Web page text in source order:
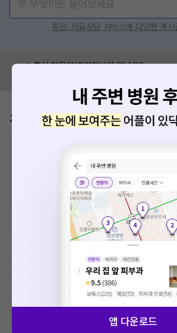
혹은, 의료상담 서비스에 다양한 게시
혹시 잘못된 병원정보가 있나요?
가격표
급여 항목의 경우, 건강보험심사평가원
에 고지되
격입니다. (진료와 연관된 복합적인 비용이 추가되어,
산정될 수 있는 점 참고 바랍니다.)
※ 이벤트가, 할인가는VAT 포함
한방 시술 및 처치료
예방접종료
앱 다운로드